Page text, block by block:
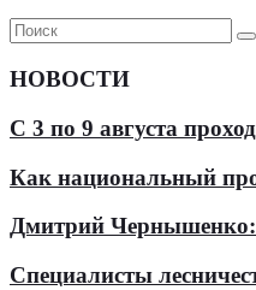
НОВОСТИ
С 3 по 9 августа
Как национальный
Дмитрий Чернышенко:
Специалисты